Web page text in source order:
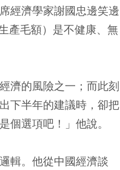
經濟學家謝國忠邊笑邊
產毛額）是不健康、無
濟的風險之一；而此刻
下半年的建議時，卻把
個選項吧！」他說。
輯。他從中國經濟談